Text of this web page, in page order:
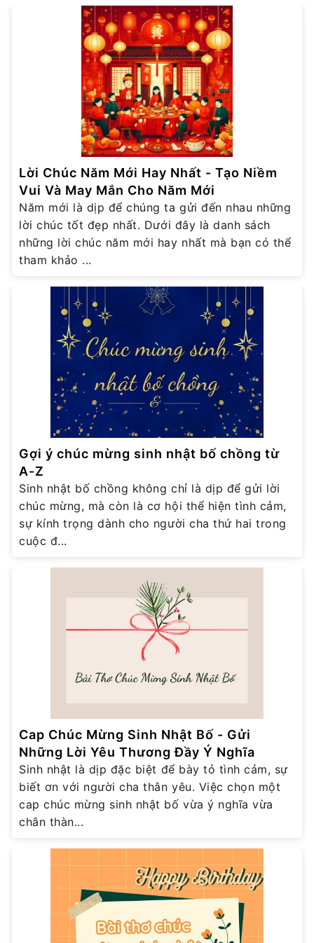
Lời Chúc Năm Mới Hay Nhất - Tạo Niềm
Vui Và May Mắn Cho Năm Mới
Năm mới là dịp để chúng ta gửi đến nhau những
lời chúc tốt đẹp nhất. Dưới đây là danh sách
những lời chúc năm mới hay nhất mà bạn có thể
tham khảo ...
Gợi ý chúc mừng sinh nhật bố chồng từ
A-Z
Sinh nhật bố chồng không chỉ là dịp để gửi lời
chúc mừng, mà còn là cơ hội thể hiện tình cảm,
sự kính trọng dành cho người cha thứ hai trong
cuộc đ...
Cap Chúc Mừng Sinh Nhật Bố - Gửi
Những Lời Yêu Thương Đầy Ý Nghĩa
Sinh nhật là dịp đặc biệt để bày tỏ tình cảm, sự
biết ơn với người cha thân yêu. Việc chọn một
cap chúc mừng sinh nhật bố vừa ý nghĩa vừa
chân thàn...